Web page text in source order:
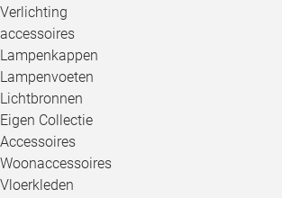
Verlichting
accessoires
Lampenkappen
Lampenvoeten
Lichtbronnen
Eigen Collectie
Accessoires
Woonaccessoires
Vloerkleden